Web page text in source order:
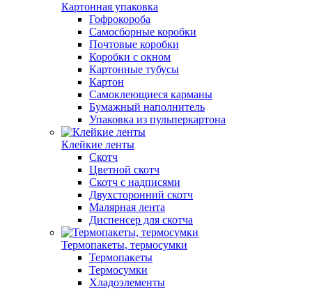
Картонная упаковка
Гофрокороба
Самосборные коробки
Почтовые коробки
Коробки с окном
Картонные тубусы
Картон
Самоклеющиеся карманы
Бумажный наполнитель
Упаковка из пульперкартона
Клейкие ленты
Скотч
Цветной скотч
Скотч с надписями
Двухсторонний скотч
Малярная лента
Диспенсер для скотча
Термопакеты, термосумки
Термопакеты
Термосумки
Хладоэлементы